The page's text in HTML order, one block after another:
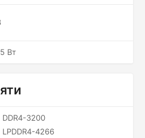
Вт
DDR4-3200
LPDDR4-4266